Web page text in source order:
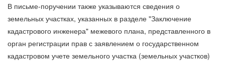
В письме-поручении также указываются сведения о
земельных участках, указанных в разделе "Заключение
кадастрового инженера" межевого плана, представленного в
орган регистрации прав с заявлением о государственном
кадастровом учете земельного участка (земельных участков)